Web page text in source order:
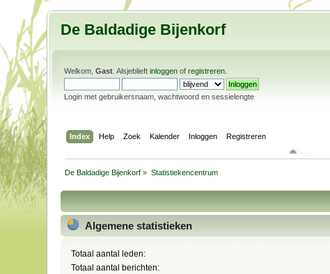
De Baldadige Bijenkorf
Welkom,Gast . Alsjeblieftinloggen ofregistreren
Login met gebruikersnaam, wachtwoord en sessielengte
Index Help Zoek Kalender Inloggen Registreren
De Baldadige Bijenkorf » Statistiekencentrum
Algemene statistieken
Totaal aantal leden:
Totaal aantal berichten: